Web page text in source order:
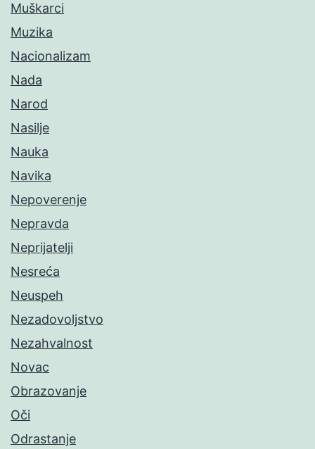
Muškarci
Muzika
Nacionalizam
Nada
Narod
Nasilje
Nauka
Navika
Nepoverenje
Nepravda
Neprijatelji
Nesreća
Neuspeh
Nezadovoljstvo
Nezahvalnost
Novac
Obrazovanje
Oči
Odrastanje